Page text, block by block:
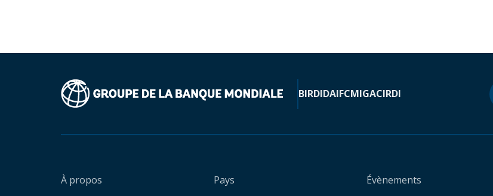
BIRDIDAIFCMIGACIRDI
À propos Pays Évènements